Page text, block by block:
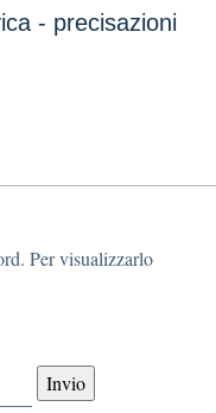
- precisazioni
Per visualizzarlo